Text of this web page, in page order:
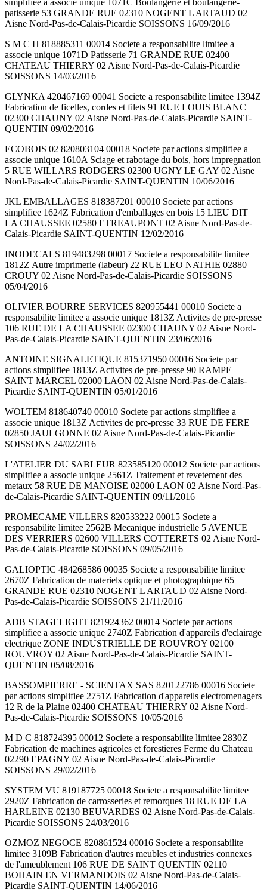
simplifiee a associe unique 1071C Boulangerie et boulangerie-
patisserie 53 GRANDE RUE 02310 NOGENT L ARTAUD 02
Aisne Nord-Pas-de-Calais-Picardie SOISSONS 16/09/2016
S M C H 818885311 00014 Societe a responsabilite limitee a
associe unique 1071D Patisserie 71 GRANDE RUE 02400
CHATEAU THIERRY 02 Aisne Nord-Pas-de-Calais-Picardie
SOISSONS 14/03/2016
GLYNKA 420467169 00041 Societe a responsabilite limitee 1394Z
Fabrication de ficelles, cordes et filets 91 RUE LOUIS BLANC
02300 CHAUNY 02 Aisne Nord-Pas-de-Calais-Picardie SAINT-
QUENTIN 09/02/2016
ECOBOIS 02 820803104 00018 Societe par actions simplifiee a
associe unique 1610A Sciage et rabotage du bois, hors impregnation
5 RUE WILLARS RODGERS 02300 UGNY LE GAY 02 Aisne
Nord-Pas-de-Calais-Picardie SAINT-QUENTIN 10/06/2016
JKL EMBALLAGES 818387201 00010 Societe par actions
simplifiee 1624Z Fabrication d'emballages en bois 15 LIEU DIT
LA CHAUSSEE 02580 ETREAUPONT 02 Aisne Nord-Pas-de-
Calais-Picardie SAINT-QUENTIN 12/02/2016
INODECALS 819483298 00017 Societe a responsabilite limitee
1812Z Autre imprimerie (labeur) 22 RUE LEO NATHIE 02880
CROUY 02 Aisne Nord-Pas-de-Calais-Picardie SOISSONS
05/04/2016
OLIVIER BOURRE SERVICES 820955441 00010 Societe a
responsabilite limitee a associe unique 1813Z Activites de pre-presse
106 RUE DE LA CHAUSSEE 02300 CHAUNY 02 Aisne Nord-
Pas-de-Calais-Picardie SAINT-QUENTIN 23/06/2016
ANTOINE SIGNALETIQUE 815371950 00016 Societe par
actions simplifiee 1813Z Activites de pre-presse 90 RAMPE
SAINT MARCEL 02000 LAON 02 Aisne Nord-Pas-de-Calais-
Picardie SAINT-QUENTIN 05/01/2016
WOLTEM 818640740 00010 Societe par actions simplifiee a
associe unique 1813Z Activites de pre-presse 33 RUE DE FERE
02850 JAULGONNE 02 Aisne Nord-Pas-de-Calais-Picardie
SOISSONS 24/02/2016
L'ATELIER DU SABLEUR 823585120 00012 Societe par actions
simplifiee a associe unique 2561Z Traitement et revetement des
metaux 58 RUE DE MANOISE 02000 LAON 02 Aisne Nord-Pas-
de-Calais-Picardie SAINT-QUENTIN 09/11/2016
PROMECAME VILLERS 820533222 00015 Societe a
responsabilite limitee 2562B Mecanique industrielle 5 AVENUE
DES VERRIERS 02600 VILLERS COTTERETS 02 Aisne Nord-
Pas-de-Calais-Picardie SOISSONS 09/05/2016
GALIOPTIC 484268586 00035 Societe a responsabilite limitee
2670Z Fabrication de materiels optique et photographique 65
GRANDE RUE 02310 NOGENT L ARTAUD 02 Aisne Nord-
Pas-de-Calais-Picardie SOISSONS 21/11/2016
ADB STAGELIGHT 821924362 00014 Societe par actions
simplifiee a associe unique 2740Z Fabrication d'appareils d'eclairage
electrique ZONE INDUSTRIELLE DE ROUVROY 02100
ROUVROY 02 Aisne Nord-Pas-de-Calais-Picardie SAINT-
QUENTIN 05/08/2016
BASSOMPIERRE - SCIENTAX SAS 820122786 00016 Societe
par actions simplifiee 2751Z Fabrication d'appareils electromenagers
12 R de la Plaine 02400 CHATEAU THIERRY 02 Aisne Nord-
Pas-de-Calais-Picardie SOISSONS 10/05/2016
M D C 818724395 00012 Societe a responsabilite limitee 2830Z
Fabrication de machines agricoles et forestieres Ferme du Chateau
02290 EPAGNY 02 Aisne Nord-Pas-de-Calais-Picardie
SOISSONS 29/02/2016
SYSTEM VU 819187725 00018 Societe a responsabilite limitee
2920Z Fabrication de carrosseries et remorques 18 RUE DE LA
HARLEINE 02130 BEUVARDES 02 Aisne Nord-Pas-de-Calais-
Picardie SOISSONS 24/03/2016
OZMOZ NEGOCE 820861524 00016 Societe a responsabilite
limitee 3109B Fabrication d'autres meubles et industries connexes
de l'ameublement 106 RUE DE SAINT QUENTIN 02110
BOHAIN EN VERMANDOIS 02 Aisne Nord-Pas-de-Calais-
Picardie SAINT-QUENTIN 14/06/2016